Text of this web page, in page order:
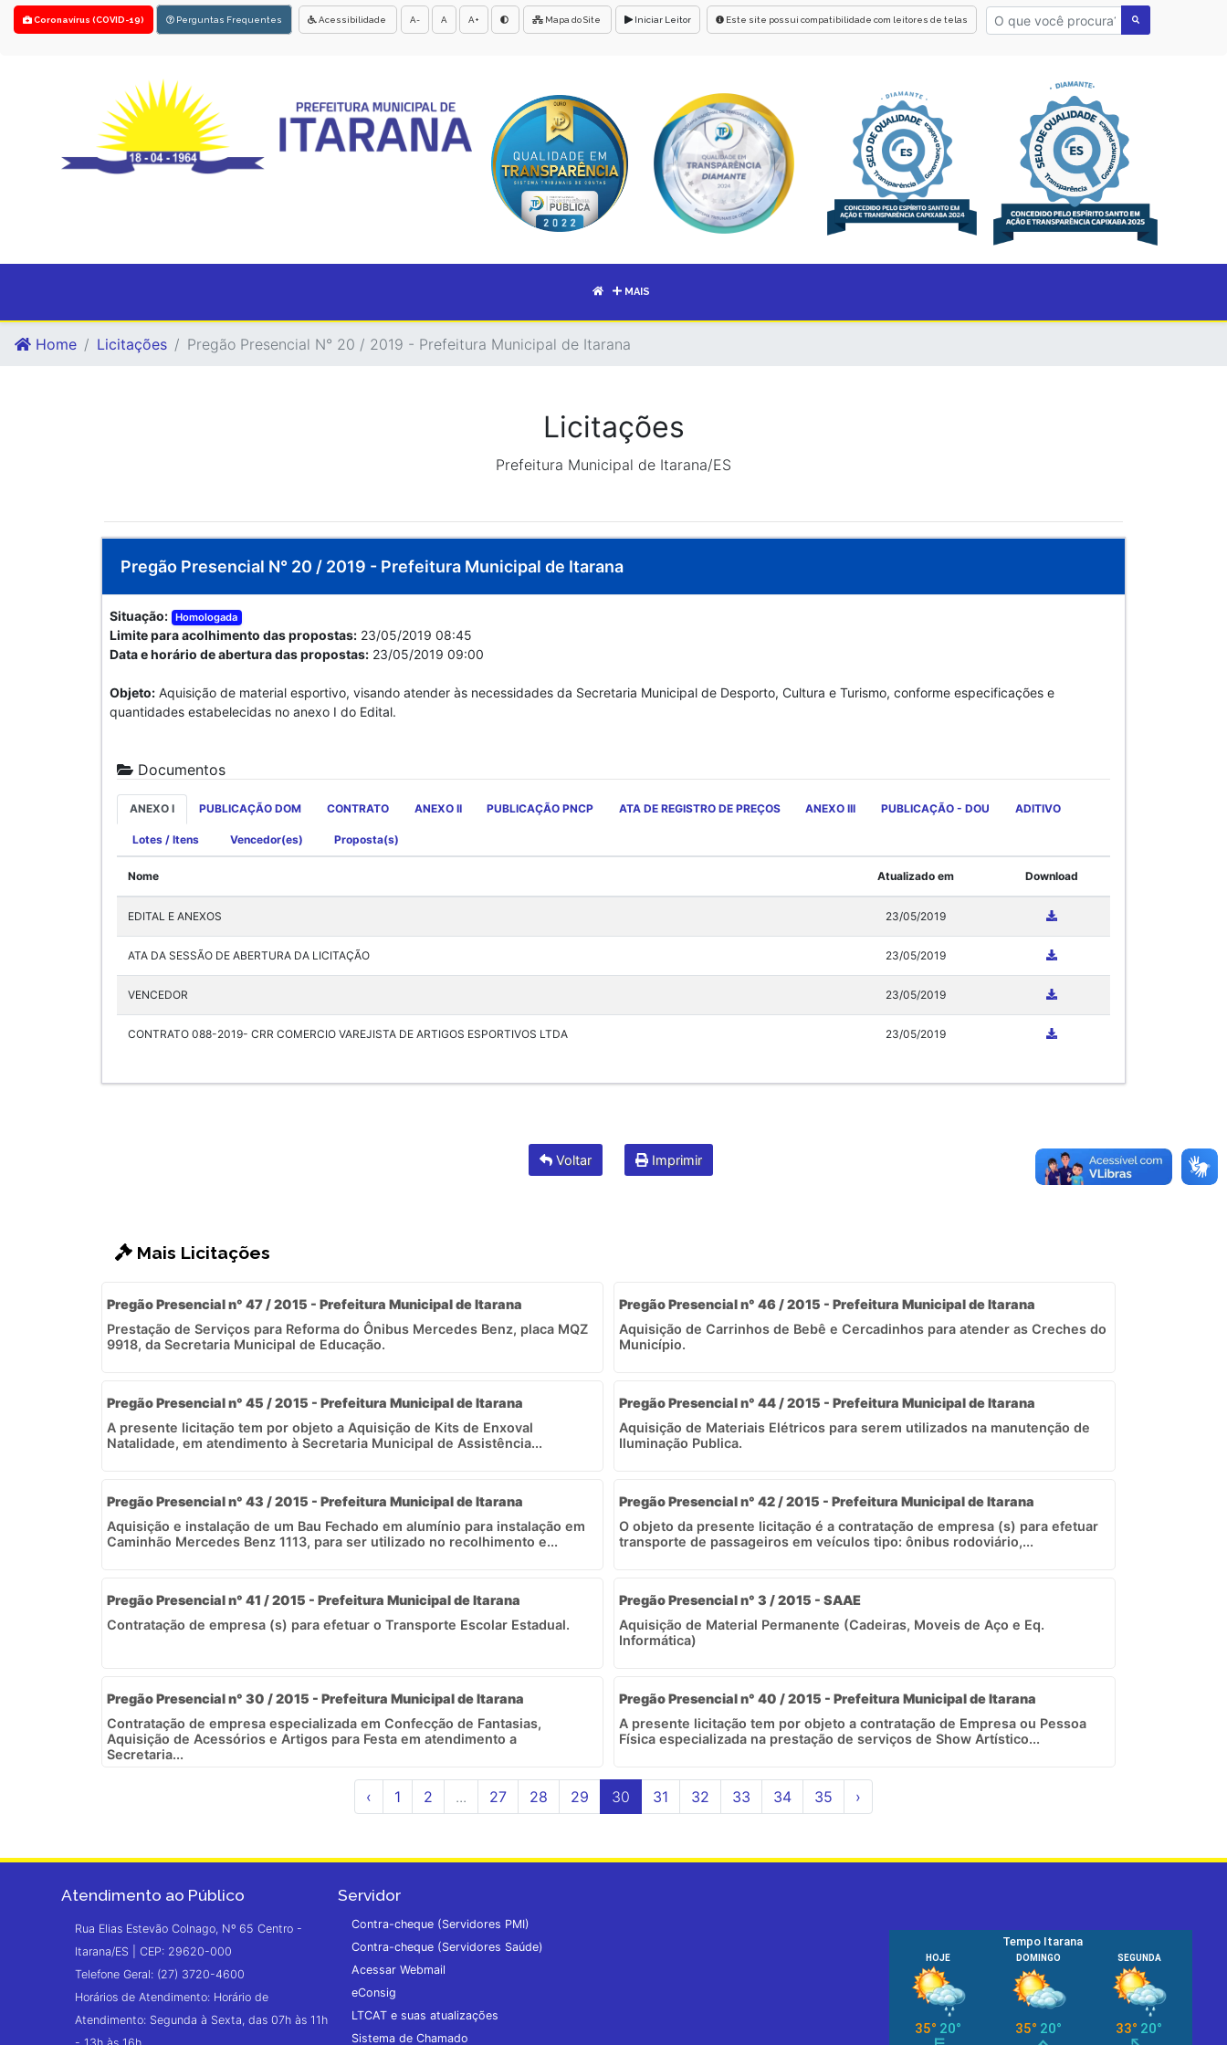
Coronavírus (COVID-19) Perguntas Frequentes Acessibilidade A- A A+ Mapa do Site Iniciar Leitor Este site possui compatibilidade com leitores de telas
MAIS
Home Licitações Pregão Presencial N° 20 / 2019 - Prefeitura Municipal de Itarana
Licitações
Prefeitura Municipal de Itarana/ES
Pregão Presencial N° 20 / 2019 - Prefeitura Municipal de Itarana
Situação: Homologada
Limite para acolhimento das propostas: 23/05/2019 08:45
Data e horário de abertura das propostas: 23/05/2019 09:00
Objeto: Aquisição de material esportivo, visando atender às necessidades da Secretaria Municipal de Desporto, Cultura e Turismo, conforme especificações e
quantidades estabelecidas no anexo I do Edital.
Documentos
ANEXO I PUBLICAÇÃO DOM CONTRATO ANEXO II PUBLICAÇÃO PNCP ATA DE REGISTRO DE PREÇOS ANEXO III PUBLICAÇÃO - DOU ADITIVO
Lotes / Itens Vencedor(es) Proposta(s)
Nome Atualizado em Download
EDITAL E ANEXOS 23/05/2019
ATA DA SESSÃO DE ABERTURA DA LICITAÇÃO 23/05/2019
VENCEDOR 23/05/2019
CONTRATO 088-2019- CRR COMERCIO VAREJISTA DE ARTIGOS ESPORTIVOS LTDA 23/05/2019
Voltar Imprimir
Mais Licitações
Pregão Presencial n° 47 / 2015 - Prefeitura Municipal de Itarana
Prestação de Serviços para Reforma do Ônibus Mercedes Benz, placa MQZ
9918, da Secretaria Municipal de Educação.
Pregão Presencial n° 46 / 2015 - Prefeitura Municipal de Itarana
Aquisição de Carrinhos de Bebê e Cercadinhos para atender as Creches do
Município.
Pregão Presencial n° 45 / 2015 - Prefeitura Municipal de Itarana
A presente licitação tem por objeto a Aquisição de Kits de Enxoval
Natalidade, em atendimento à Secretaria Municipal de Assistência...
Pregão Presencial n° 44 / 2015 - Prefeitura Municipal de Itarana
Aquisição de Materiais Elétricos para serem utilizados na manutenção de
Iluminação Publica.
Pregão Presencial n° 43 / 2015 - Prefeitura Municipal de Itarana
Aquisição e instalação de um Bau Fechado em alumínio para instalação em
Caminhão Mercedes Benz 1113, para ser utilizado no recolhimento e...
Pregão Presencial n° 42 / 2015 - Prefeitura Municipal de Itarana
O objeto da presente licitação é a contratação de empresa (s) para efetuar
transporte de passageiros em veículos tipo: ônibus rodoviário,...
Pregão Presencial n° 41 / 2015 - Prefeitura Municipal de Itarana
Contratação de empresa (s) para efetuar o Transporte Escolar Estadual.
Pregão Presencial n° 3 / 2015 - SAAE
Aquisição de Material Permanente (Cadeiras, Moveis de Aço e Eq.
Informática)
Pregão Presencial n° 30 / 2015 - Prefeitura Municipal de Itarana
Contratação de empresa especializada em Confecção de Fantasias,
Aquisição de Acessórios e Artigos para Festa em atendimento a
Secretaria...
Pregão Presencial n° 40 / 2015 - Prefeitura Municipal de Itarana
A presente licitação tem por objeto a contratação de Empresa ou Pessoa
Física especializada na prestação de serviços de Show Artístico...
‹ 1 2 ... 27 28 29 30 31 32 33 34 35 ›
Atendimento ao Público
Rua Elias Estevão Colnago, Nº 65 Centro -
Itarana/ES | CEP: 29620-000
Telefone Geral: (27) 3720-4600
Horários de Atendimento: Horário de
Atendimento: Segunda à Sexta, das 07h às 11h
Servidor
Contra-cheque (Servidores PMI)
Contra-cheque (Servidores Saúde)
Acessar Webmail
eConsig
LTCAT e suas atualizações
Sistema de Chamado